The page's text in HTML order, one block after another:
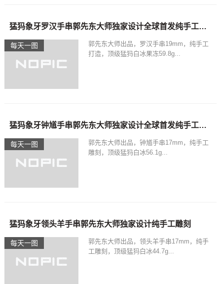
每天一图
猛犸象牙罗汉手串郭先东大师独家设计全球首发纯手工打造
郭先东大师出品，罗汉手串19mm，纯手工
打造，顶级猛犸白冰果冻59.8g...
每天一图
猛犸象牙钟馗手串郭先东大师独家设计全球首发纯手工雕刻
郭先东大师出品，钟馗手串17mm，纯手工
雕刻，顶级猛犸白冰56.1g...
每天一图
猛犸象牙领头羊手串郭先东大师独家设计纯手工雕刻
郭先东大师出品，领头羊手串17mm，纯手
工雕刻，顶级猛犸白冰44.7g...